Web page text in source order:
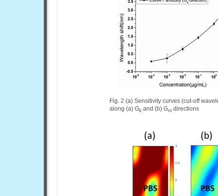
Fig. 2 (a) Sensitivity curves (cut-off
along (a) Gkand (b) Gmdirections